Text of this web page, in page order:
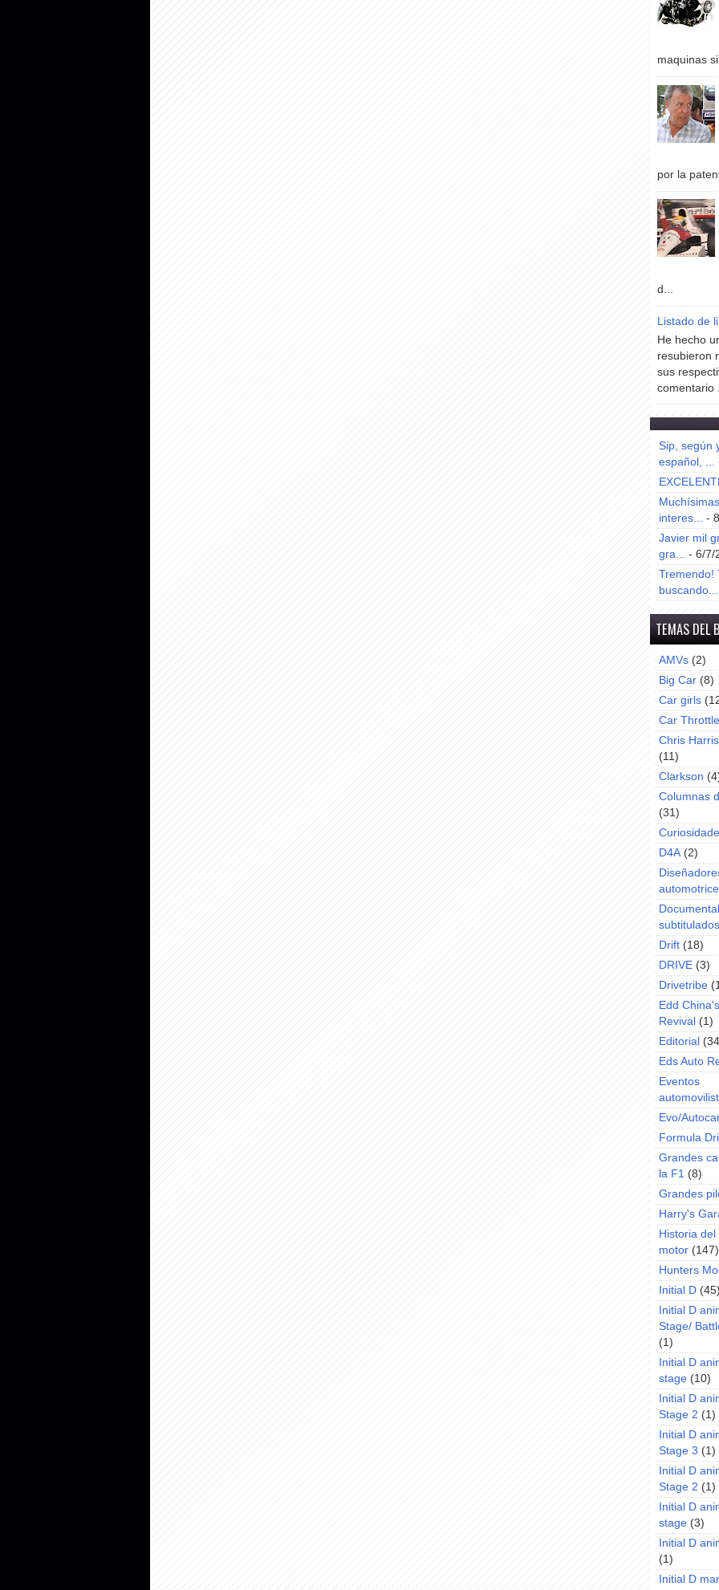
maquinas
por la
d...
Listado de
He hecho
resubieron
sus
comentario
Sip, según
español, ...
interes... -
Javier mil
gra... - 6/7/
Tremendo!
buscando...
TEMAS DEL
AMVs (2)
Big Car (8)
Car girls
Car Throttle
Chris
(11)
Clarkson
Columnas
(31)
D4A (2)
subtitulados
Drift (18)
DRIVE (3)
Drivetribe
Edd
Revival (1)
Editorial
Eds Auto
Eventos
Evo/
Formula
Grandes
la F1 (8)
Grandes
Harry's
Historia
motor (147)
Hunters
Initial D
Initial D
Stage/
(1)
Initial D
stage (10)
Initial D
Stage 2 (1)
Initial D
Stage 3 (1)
Initial D
Stage 2 (1)
Initial D
stage (3)
Initial D
(1)
Initial D